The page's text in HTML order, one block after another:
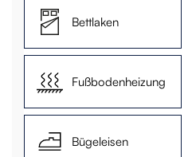
Bettlaken
Fußbodenheizung
Bügeleisen